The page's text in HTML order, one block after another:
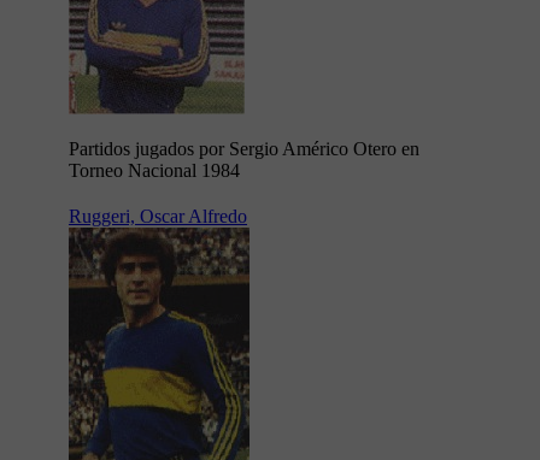
Partidos jugados por Sergio Américo Otero en
Torneo Nacional 1984
Ruggeri, Oscar Alfredo